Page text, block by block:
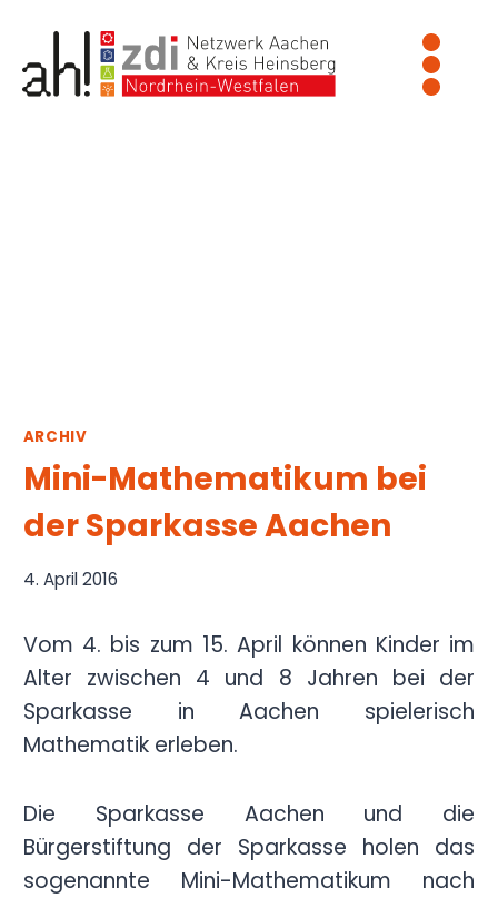
springen
ARCHIV
Mini-Mathematikum bei
der Sparkasse Aachen
4. April 2016
Vom 4. bis zum 15. April können Kinder im
Alter zwischen 4 und 8 Jahren bei der
Sparkasse in Aachen spielerisch
Mathematik erleben.
Die Sparkasse Aachen und die
Bürgerstiftung der Sparkasse holen das
sogenannte Mini-Mathematikum nach